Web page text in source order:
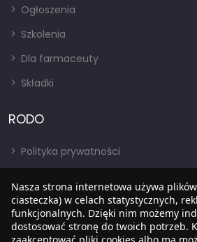
Ogłoszenia
Szkolenia
Dla farmaceuty
Składki
RODO
Polityka prywatności
RODO
BIP
Nasza strona internetowa używa
ciasteczka) w celach statystycznych,
funkcjonalnych. Dzięki nim możemy
dostosować stronę do twoich potrzeb.